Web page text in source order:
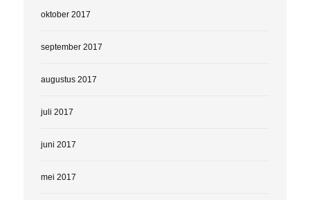
oktober 2017
september 2017
augustus 2017
juli 2017
juni 2017
mei 2017